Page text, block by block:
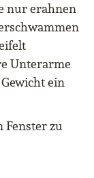
nur erahnen
Unterarme
ein
Fenster zu